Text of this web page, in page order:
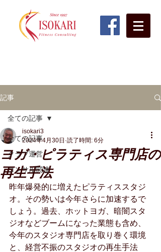
記事
全ての記事
クラブ運営
コンサル関連
全ての記事
ヨガ・ピラティス専門店の
再生手法
isokari3
2024年4月30日 読了時間: 6分
昨年爆発的に増えたピラティススタジ
オ。その勢いは今年さらに加速するで
しょう。過去、ホットヨガ、暗闇スタ
ジオなどブームになった業態も含め、
今年のスタジオ専門店を取り巻く環境
と、経営不振のスタジオの再生手法